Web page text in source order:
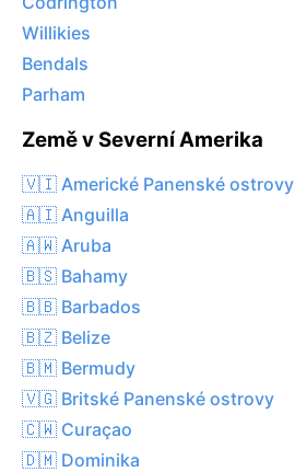
Willikies
Bendals
Parham
Země v Severní Amerika
🇻🇮 Americké Panenské ostrovy
🇦🇮 Anguilla
🇦🇼 Aruba
🇧🇸 Bahamy
🇧🇧 Barbados
🇧🇿 Belize
🇧🇲 Bermudy
🇻🇬 Britské Panenské ostrovy
🇨🇼 Curaçao
🇩🇲 Dominika